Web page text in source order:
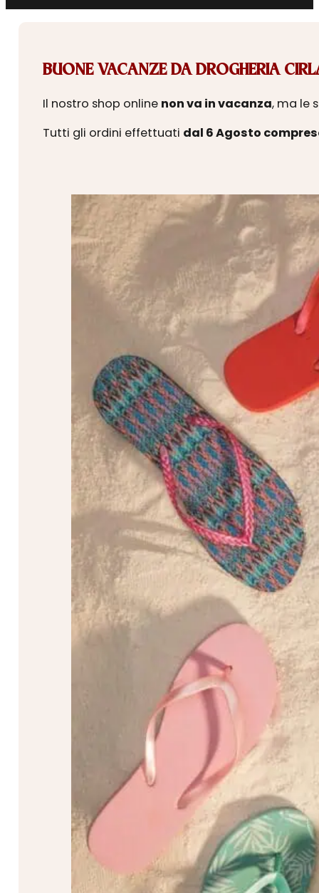
BUONE VACANZE DA DROGHERIA
Il nostro shop online non va in vacanza, ma le
Tutti gli ordini effettuati dal 6 Agosto